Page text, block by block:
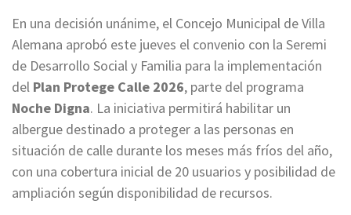
En una decisión unánime, el Concejo Municipal de Villa
Alemana aprobó este jueves el convenio con la Seremi
de Desarrollo Social y Familia para la implementación
del Plan Protege Calle 2026, parte del programa
Noche Digna. La iniciativa permitirá habilitar un
albergue destinado a proteger a las personas en
situación de calle durante los meses más fríos del año,
con una cobertura inicial de 20 usuarios y posibilidad de
ampliación según disponibilidad de recursos.